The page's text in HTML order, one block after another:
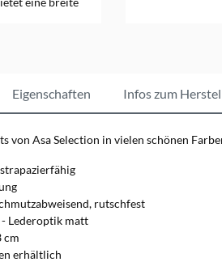
steht für
und
die
bereichern.
die sich
und
Ob für den
oder
ASA
Eigenschaften Infos zum
von Asa Selection in vielen schönen
rutschfest
Lederoptik matt
cm
erhältlich